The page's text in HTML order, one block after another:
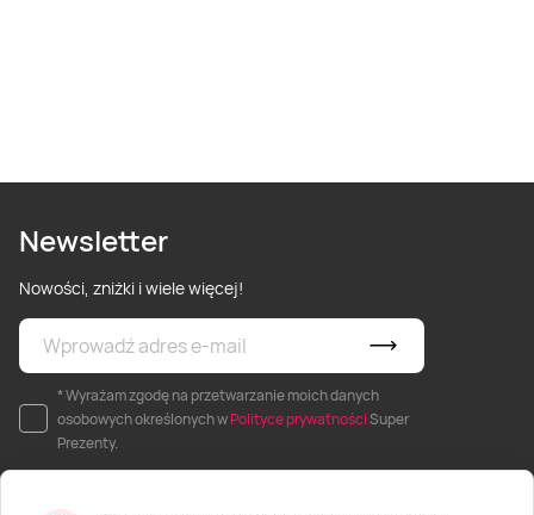
Newsletter
Nowości, zniżki i wiele więcej!
* Wyrażam zgodę na przetwarzanie moich danych
osobowych określonych wPolityce prywatnościSuper
Prezenty.